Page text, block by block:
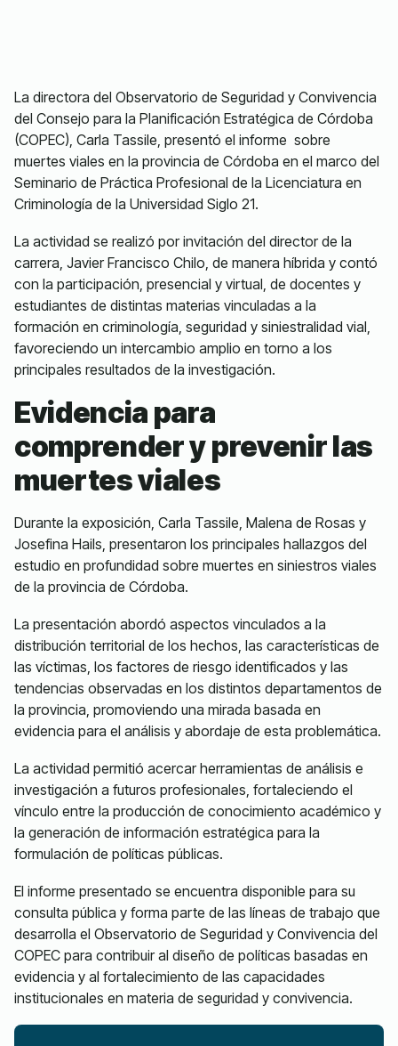
La directora del Observatorio de Seguridad y Convivencia
del Consejo para la Planificación Estratégica de Córdoba
(COPEC), Carla Tassile, presentó el informe sobre
muertes viales en la provincia de Córdoba en el marco del
Seminario de Práctica Profesional de la Licenciatura en
Criminología de la Universidad Siglo 21.
La actividad se realizó por invitación del director de la
carrera, Javier Francisco Chilo, de manera híbrida y contó
con la participación, presencial y virtual, de docentes y
estudiantes de distintas materias vinculadas a la
formación en criminología, seguridad y siniestralidad vial,
favoreciendo un intercambio amplio en torno a los
principales resultados de la investigación.
Evidencia para
comprender y prevenir las
muertes viales
Durante la exposición, Carla Tassile, Malena de Rosas y
Josefina Hails, presentaron los principales hallazgos del
estudio en profundidad sobre muertes en siniestros viales
de la provincia de Córdoba.
La presentación abordó aspectos vinculados a la
distribución territorial de los hechos, las características de
las víctimas, los factores de riesgo identificados y las
tendencias observadas en los distintos departamentos de
la provincia, promoviendo una mirada basada en
evidencia para el análisis y abordaje de esta problemática.
La actividad permitió acercar herramientas de análisis e
investigación a futuros profesionales, fortaleciendo el
vínculo entre la producción de conocimiento académico y
la generación de información estratégica para la
formulación de políticas públicas.
El informe presentado se encuentra disponible para su
consulta pública y forma parte de las líneas de trabajo que
desarrolla el Observatorio de Seguridad y Convivencia del
COPEC para contribuir al diseño de políticas basadas en
evidencia y al fortalecimiento de las capacidades
institucionales en materia de seguridad y convivencia.